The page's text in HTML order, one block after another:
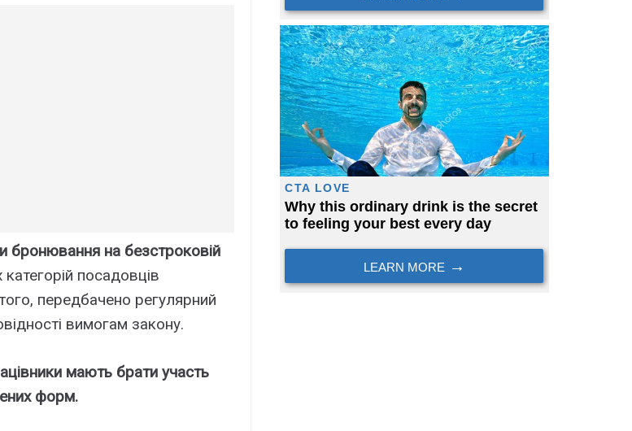
бронювання на безстроковій
посадовців
передбачено регулярний
вимогам закону.
мають брати участь
форм.